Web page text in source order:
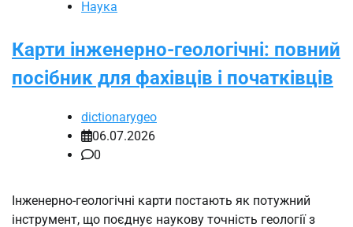
Наука
Карти інженерно-геологічні: повний
посібник для фахівців і початківців
dictionarygeo
06.07.2026
0
Інженерно-геологічні карти постають як потужний
інструмент, що поєднує наукову точність геології з